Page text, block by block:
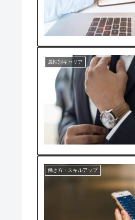
属性別キャリア
働き方・スキルアップ